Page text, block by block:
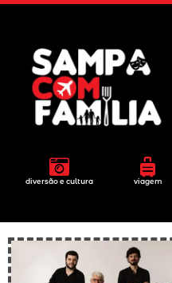
diversão e cultura viagem